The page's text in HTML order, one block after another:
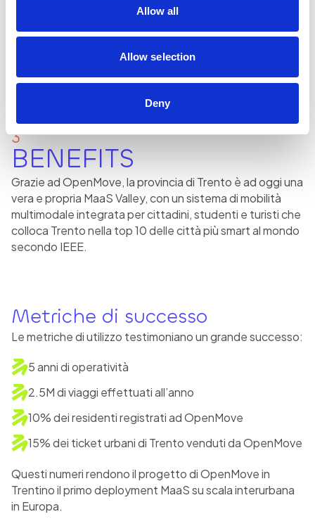
Allow all
Allow selection
Deny
che vedono l’integrazione progressiva di più servizi di
forme di mobilità del futuro (ad esempio la micromobilità
o i servizi di guida autonoma), e di nuove funzionalità,
3
BENEFITS
Grazie ad OpenMove, la provincia di Trento è ad oggi una
vera e propria MaaS Valley, con un sistema di mobilità
multimodale integrata per cittadini, studenti e turisti che
colloca Trento nella top 10 delle città più smart al mondo
secondo IEEE.
Metriche di successo
Le metriche di utilizzo testimoniano un grande successo:
5 anni di operatività
2.5M di viaggi effettuati all’anno
10% dei residenti registrati ad OpenMove
15% dei ticket urbani di Trento venduti da OpenMove
Questi numeri rendono il progetto di OpenMove in
Trentino il primo deployment MaaS su scala interurbana
in Europa.